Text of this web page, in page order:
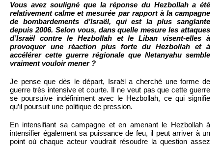
Vous avez souligné que la réponse du Hezbollah a été
relativement calme et mesurée par rapport à la campagne
de bombardements d’Israël, qui est la plus sanglante
depuis 2006. Selon vous, dans quelle mesure les attaques
d’Israël contre le Hezbollah et le Liban visent-elles à
provoquer une réaction plus forte du Hezbollah et à
accélérer cette guerre régionale que Netanyahu semble
vraiment vouloir mener ?
Je pense que dès le départ, Israël a cherché une forme de
guerre très intensive et courte. Il ne veut pas que cette guerre
se poursuive indéfiniment avec le Hezbollah, ce qui signifie
qu’il poursuit une politique de pression.
En intensifiant sa campagne et en amenant le Hezbollah à
intensifier également sa puissance de feu, il peut arriver à un
point où chaque acteur voudrait résoudre la question assez